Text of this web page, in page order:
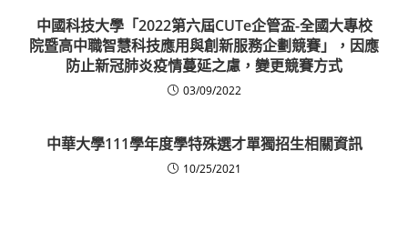
中國科技大學「2022第六屆CUTe企管盃-全國大專校
院暨高中職智慧科技應用與創新服務企劃競賽」，因應
防止新冠肺炎疫情蔓延之慮，變更競賽方式
03/09/2022
中華大學111學年度學特殊選才單獨招生相關資訊
10/25/2021